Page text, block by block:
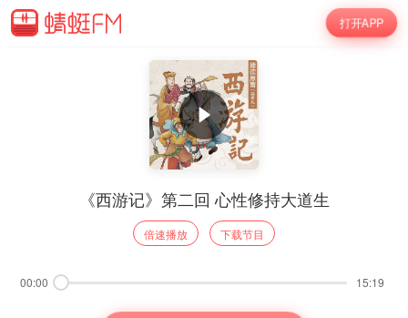
打开APP
《西游记》第二回 心性修持大道生
倍速播放 下载节目
00:00 15:19